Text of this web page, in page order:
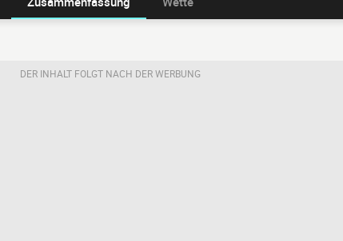
DER INHALT FOLGT NACH DER WERBUNG